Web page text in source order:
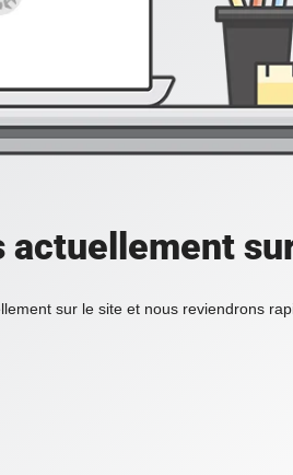
actuellement
sur le site et nous reviendrons